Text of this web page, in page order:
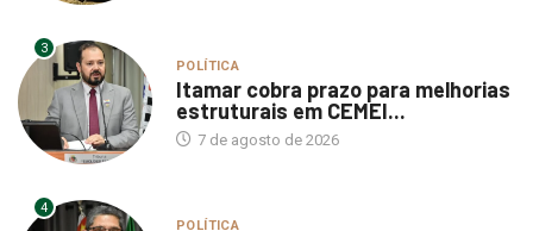
3
POLÍTICA
Itamar cobra prazo para melhorias
estruturais em CEMEI...
7 de agosto de 2026
4
POLÍTICA